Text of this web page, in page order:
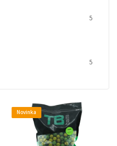
5
5
Novinka